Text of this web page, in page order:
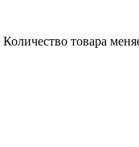
Количество товара